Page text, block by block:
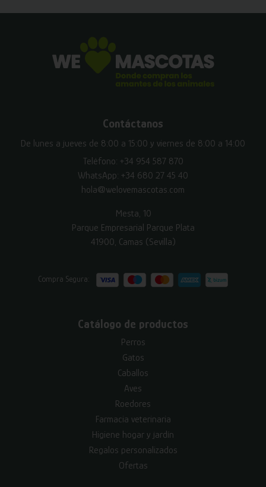
Contáctanos
De lunes a jueves de 8:00 a 15:00 y viernes de 8:00 a 14:00
Teléfono: +34 954 587 870
WhatsApp: +34 680 27 45 40
hola@welovemascotas.com
Mesta, 10
Parque Empresarial Parque Plata
41900, Camas (Sevilla)
Compra Segura:
Catálogo de productos
Perros
Gatos
Caballos
Aves
Roedores
Farmacia veterinaria
Higiene hogar y jardín
Regalos personalizados
Ofertas